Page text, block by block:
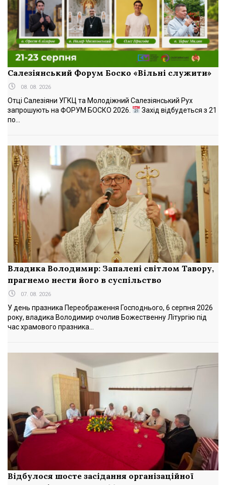
Салезіянський Форум Боско «Вільні служити»
08. 08. 2026
Отці Салезіяни УГКЦ та Молодіжний Салезіянський Рух
запрошують на ФОРУМ БОСКО 2026.
Захід відбудеться з 21
по...
Владика Володимир: Запалені світлом Тавору,
прагнемо нести його в суспільство
07. 08. 2026
У день празника Переображення Господнього, 6 серпня 2026
року, владика Володимир очолив Божественну Літургію під
час храмового празника...
Відбулося шосте засідання організаційної